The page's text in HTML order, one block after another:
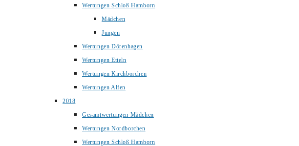
Wertungen Schloß Hamborn
Mädchen
Jungen
Wertungen Dörenhagen
Wertungen Etteln
Wertungen Kirchborchen
Wertungen Alfen
2018
Gesamtwertungen Mädchen
Wertungen Nordborchen
Wertungen Schloß Hamborn